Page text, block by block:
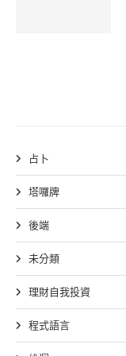
占卜
塔囉牌
後端
未分類
理財自我投資
程式語言